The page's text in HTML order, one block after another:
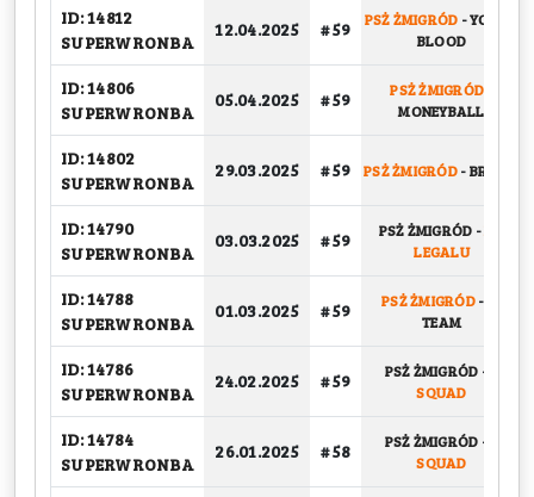
ID: 14812
SUPERWRONBA
12.04.2025 # 59 PSŻ ŻMIGRÓD -YOUNG
BLOOD
ID: 14806
SUPERWRONBA
05.04.2025 # 59 PSŻ ŻMIGRÓD
MONEYBALL
ID: 14802
SUPERWRONBA
29.03.2025 # 59 PSŻ ŻMIGRÓD-BRICKS
ID: 14790
SUPERWRONBA
03.03.2025 # 59 PSŻ ŻMIGRÓD -
LEGALU
ID: 14788
SUPERWRONBA
01.03.2025 # 59 PSŻ ŻMIGRÓD-
TEAM
ID: 14786
SUPERWRONBA
24.02.2025 # 59 PSŻ ŻMIGRÓD -
SQUAD
ID: 14784
SUPERWRONBA
26.01.2025 # 58 PSŻ ŻMIGRÓD -
SQUAD